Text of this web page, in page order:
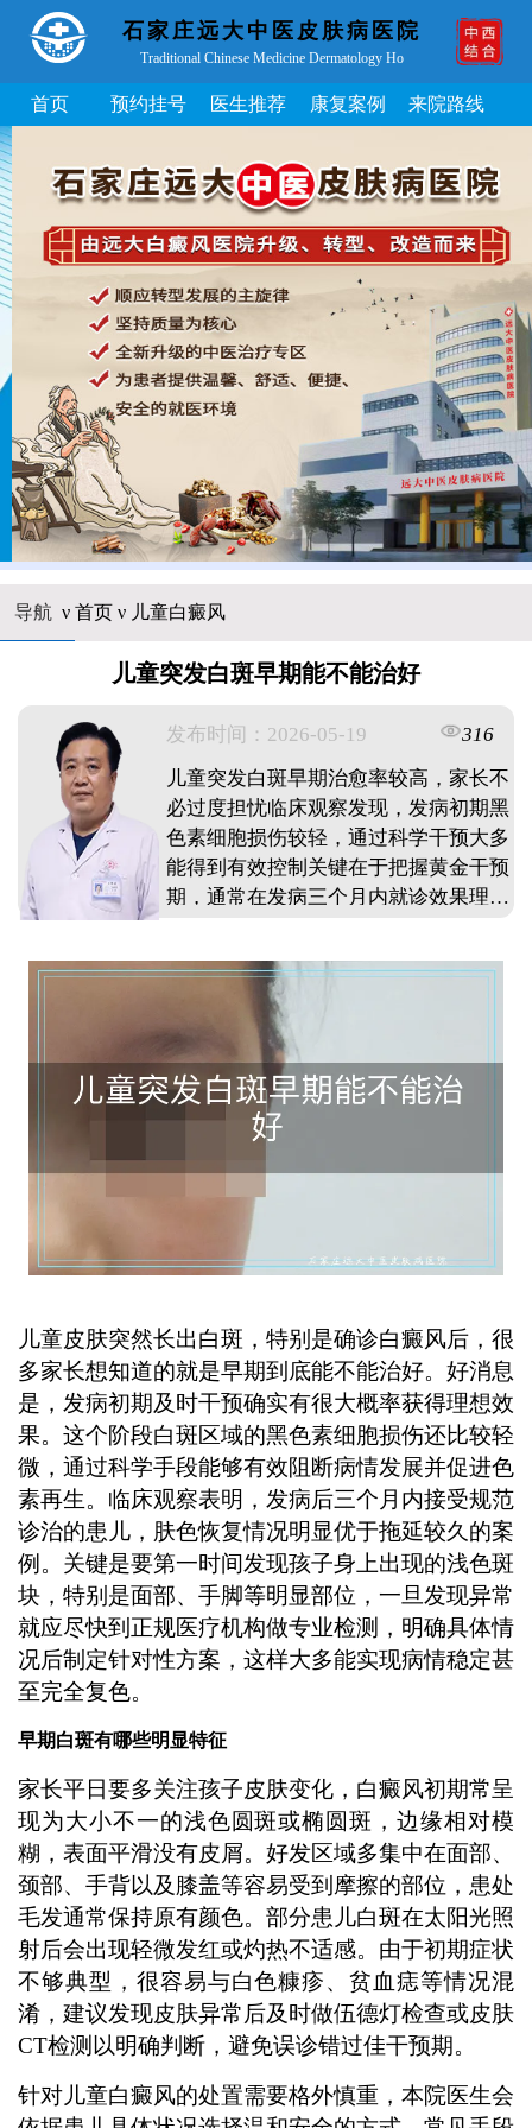
石家庄远大中医皮肤病医院
Traditional Chinese Medicine Dermatology Ho
首页 预约挂号 医生推荐 康复案例 来院路线
导航 ν 首页ν 儿童白癜风
儿童突发白斑早期能不能治好
发布时间：2026-05-19
316
儿童突发白斑早期治愈率较高，家长不
必过度担忧临床观察发现，发病初期黑
色素细胞损伤较轻，通过科学干预大多
能得到有效控制关键在于把握黄金干预
期，通常在发病三个月内就诊效果理想
定个性化方案，配合日常护理可提升复
色概率家长要重视早期信号，发现皮肤
异常及时到专业机构检查，避免盲目用
药只要规范治疗并做好防护，多数患儿
可实现白斑复色，恢复正常肤色。 ...
儿童皮肤突然长出白斑，特别是确诊白癜风后，很
多家长想知道的就是早期到底能不能治好。好消息
是，发病初期及时干预确实有很大概率获得理想效
果。这个阶段白斑区域的黑色素细胞损伤还比较轻
微，通过科学手段能够有效阻断病情发展并促进色
素再生。临床观察表明，发病后三个月内接受规范
诊治的患儿，肤色恢复情况明显优于拖延较久的案
例。关键是要第一时间发现孩子身上出现的浅色斑
块，特别是面部、手脚等明显部位，一旦发现异常
就应尽快到正规医疗机构做专业检测，明确具体情
况后制定针对性方案，这样大多能实现病情稳定甚
至完全复色。
早期白斑有哪些明显特征
家长平日要多关注孩子皮肤变化，白癜风初期常呈
现为大小不一的浅色圆斑或椭圆斑，边缘相对模
糊，表面平滑没有皮屑。好发区域多集中在面部、
颈部、手背以及膝盖等容易受到摩擦的部位，患处
毛发通常保持原有颜色。部分患儿白斑在太阳光照
射后会出现轻微发红或灼热不适感。由于初期症状
不够典型，很容易与白色糠疹、贫血痣等情况混
淆，建议发现皮肤异常后及时做伍德灯检查或皮肤
CT检测以明确判断，避免误诊错过佳干预期。
针对儿童白癜风的处置需要格外慎重，本院医生会